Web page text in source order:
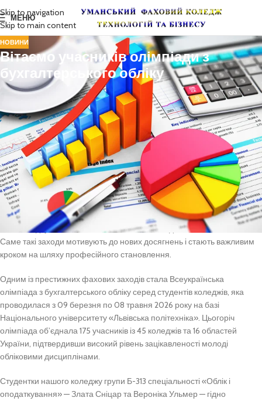
Skip to navigation
Skip to main content
МЕНЮ
НОВИНИ
Вітаємо учасників олімпіади з
бухгалтерського обліку
Олімпіади з бухгалтерського обліку — це не лише перевірка
теоретичних знань, а й можливість для студентів продемонструвати
професійні компетентності, аналітичне мислення, уміння працювати
з практичними завданнями та застосовувати отримані знання у
реальних ситуаціях. Участь у таких інтелектуальних змаганнях
сприяє професійному розвитку, підвищує мотивацію до навчання,
формує прагнення до самовдосконалення та допомагає майбутнім
фахівцям ставати більш конкурентоспроможними на ринку праці.
Фахові олімпіади відкривають студентам можливість розширювати
професійний кругозір, обмінюватися досвідом, випробовувати власні
сили та відчувати себе частиною великої академічної спільноти.
Саме такі заходи мотивують до нових досягнень і стають важливим
кроком на шляху професійного становлення.
Одним із престижних фахових заходів стала Всеукраїнська
олімпіада з бухгалтерського обліку серед студентів коледжів, яка
проводилася з 09 березня по 08 травня 2026 року на базі
Національного університету «Львівська політехніка». Цьогоріч
олімпіада об’єднала 175 учасників із 45 коледжів та 16 областей
України, підтвердивши високий рівень зацікавленості молоді
обліковими дисциплінами.
Студентки нашого коледжу групи Б-313 спеціальності «Облік і
оподаткування» — Злата Сніцар та Вероніка Ульмер — гідно